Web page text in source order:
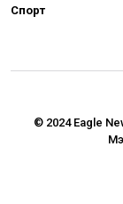
Спорт
© 2024 Eagle